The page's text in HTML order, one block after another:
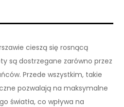
cieszą się rosnącą
są dostrzegane zarówno przez
Przede wszystkim, takie
pozwalają na maksymalne
światła, co wpływa na